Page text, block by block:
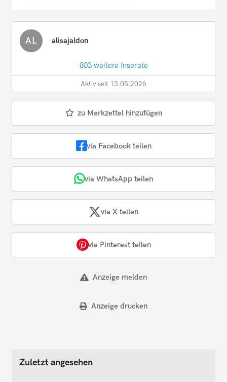
AL alisajaldon
803 weitere Inserate
Aktiv seit 13.05.2026
zu Merkzettel hinzufügen
via Facebook teilen
via WhatsApp teilen
via X teilen
via Pinterest teilen
Anzeige melden
Anzeige drucken
Zuletzt angesehen